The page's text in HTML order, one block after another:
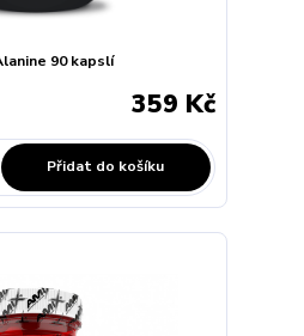
90 kapslí
359 Kč
Přidat do košíku